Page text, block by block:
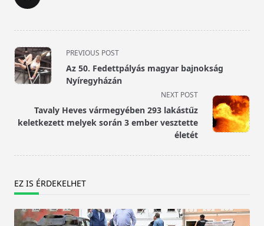
<span
class="nav-
subtitle
reader-
text">Page</span>
PREVIOUS POST
Az 50. Fedettpályás magyar bajnokság
Nyíregyházán
NEXT POST
Tavaly Heves vármegyében 293 lakástűz
keletkezett melyek során 3 ember vesztette
életét
EZ IS ÉRDEKELHET